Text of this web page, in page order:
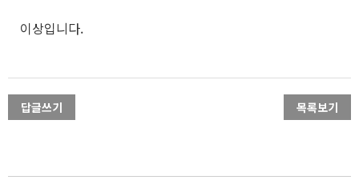
이상입니다.
답글쓰기 목록보기